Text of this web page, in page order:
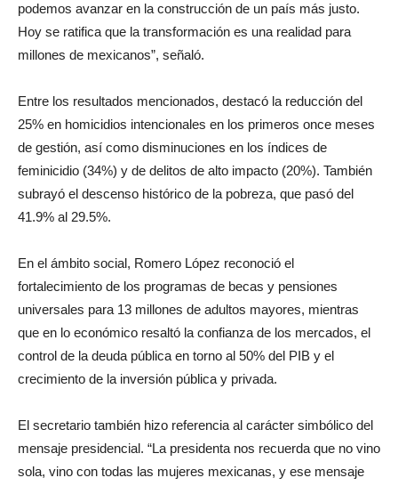
podemos avanzar en la construcción de un país más justo.
Hoy se ratifica que la transformación es una realidad para
millones de mexicanos”, señaló.
Entre los resultados mencionados, destacó la reducción del
25% en homicidios intencionales en los primeros once meses
de gestión, así como disminuciones en los índices de
feminicidio (34%) y de delitos de alto impacto (20%). También
subrayó el descenso histórico de la pobreza, que pasó del
41.9% al 29.5%.
En el ámbito social, Romero López reconoció el
fortalecimiento de los programas de becas y pensiones
universales para 13 millones de adultos mayores, mientras
que en lo económico resaltó la confianza de los mercados, el
control de la deuda pública en torno al 50% del PIB y el
crecimiento de la inversión pública y privada.
El secretario también hizo referencia al carácter simbólico del
mensaje presidencial. “La presidenta nos recuerda que no vino
sola, vino con todas las mujeres mexicanas, y ese mensaje